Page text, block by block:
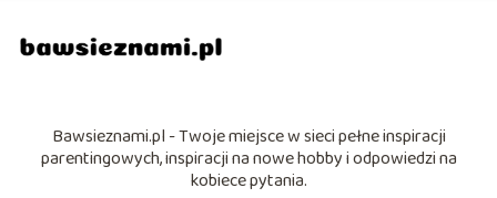
Bawsieznami.pl - Twoje miejsce w sieci pełne inspiracji
parentingowych, inspiracji na nowe hobby i odpowiedzi na
kobiece pytania.